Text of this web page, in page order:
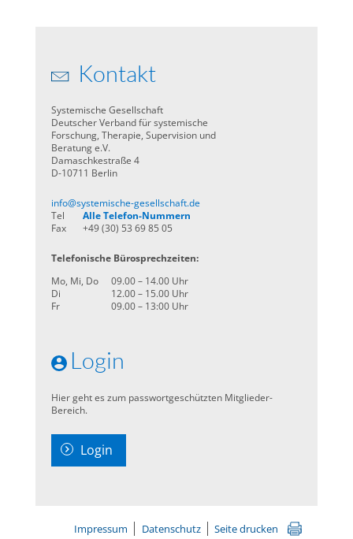
Kontakt
Systemische Gesellschaft
Deutscher Verband für systemische
Forschung, Therapie, Supervision und
Beratung e.V.
Damaschkestraße 4
D-10711 Berlin
info@systemische-gesellschaft.de
Tel
Alle Telefon-Nummern
Fax
+49 (30) 53 69 85 05
Telefonische Bürosprechzeiten:
Mo, Mi, Do
09.00 – 14.00 Uhr
Di
12.00 – 15.00 Uhr
Fr
09.00 – 13:00 Uhr
Login
Hier geht es zum passwortgeschützten Mitglieder-
Bereich.
Login
Impressum Datenschutz Seite drucken